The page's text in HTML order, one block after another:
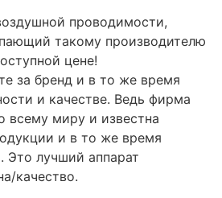
проводимости,
такому производителю
цене!
за бренд и в то же время
и качестве. Ведь фирма
всему миру и известна
и в то же время
Это лучший аппарат
качество.